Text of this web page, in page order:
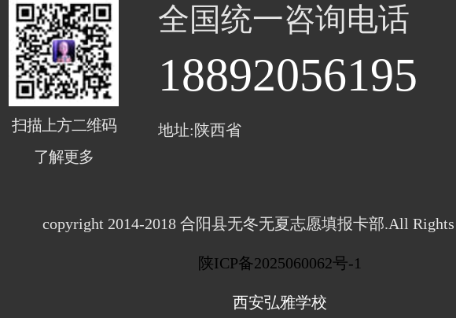
扫描上方二维码
了解更多
全国统一咨询电话
18892056195
地址:陕西省
copyright 2014-2018 合阳县无冬无夏志愿填报卡部.All Rights
陕ICP备2025060062号-1
西安弘雅学校